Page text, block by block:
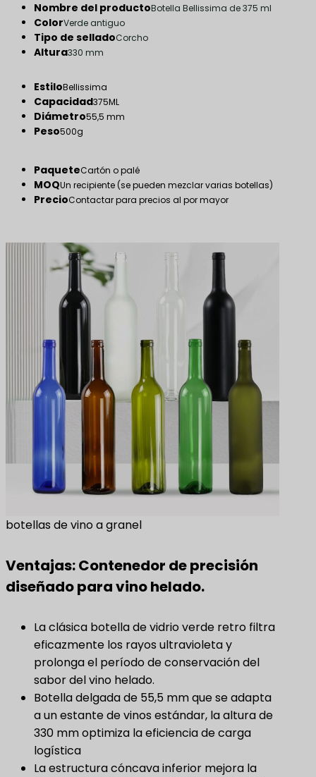
Nombre del productoBotella Bellissima de 375 ml
ColorVerde antiguo
Tipo de selladoCorcho
Altura330 mm
EstiloBellissima
Capacidad375ML
Diámetro55,5 mm
Peso500g
PaqueteCartón o palé
MOQUn recipiente (se pueden mezclar varias botellas)
PrecioContactar para precios al por mayor
botellas de vino a granel
Ventajas: Contenedor de precisión
diseñado para vino helado.
La clásica botella de vidrio verde retro filtra
eficazmente los rayos ultravioleta y
prolonga el período de conservación del
sabor del vino helado.
Botella delgada de 55,5 mm que se adapta
a un estante de vinos estándar, la altura de
330 mm optimiza la eficiencia de carga
logística
La estructura cóncava inferior mejora la